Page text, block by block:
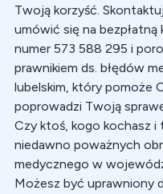
Twoją korzyść.
umówić się na
numer 573 588 295 i
prawnikiem ds. błędów
lubelskim, który pomoże
poprowadzi Twoją
Czy ktoś, kogo kochasz i
niedawno poważnych
medycznego w
Możesz być uprawniony